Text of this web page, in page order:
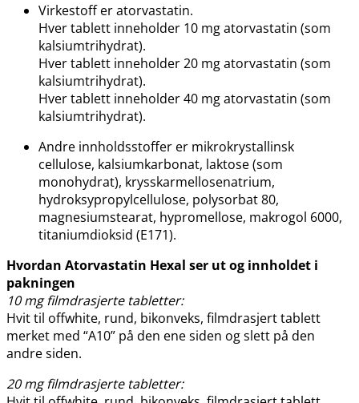
Virkestoff er atorvastatin.
Hver tablett inneholder 10 mg atorvastatin (som
kalsiumtrihydrat).
Hver tablett inneholder 20 mg atorvastatin (som
kalsiumtrihydrat).
Hver tablett inneholder 40 mg atorvastatin (som
kalsiumtrihydrat).
Andre innholdsstoffer er mikrokrystallinsk
cellulose, kalsiumkarbonat, laktose (som
monohydrat), krysskarmellosenatrium,
hydroksypropylcellulose, polysorbat 80,
magnesiumstearat, hypromellose, makrogol 6000,
titaniumdioksid (E171).
Hvordan Atorvastatin Hexal ser ut og innholdet i
pakningen
10 mg filmdrasjerte tabletter:
Hvit til offwhite, rund, bikonveks, filmdrasjert tablett
merket med “A10” på den ene siden og slett på den
andre siden.
20 mg filmdrasjerte tabletter: